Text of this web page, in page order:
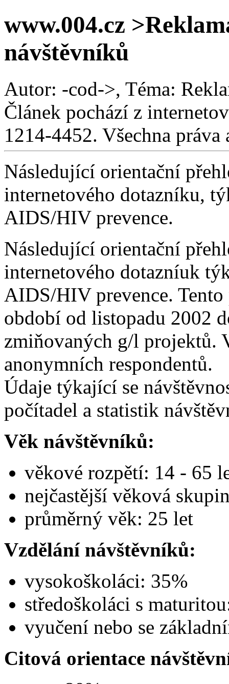
www.004.cz
návštěvníků
Autor: -cod->, Téma:
Článek pochází z
1214-4452. Všechna práva
Následující orientační
internetového dotazníku,
AIDS/HIV prevence.
Následující orientační
internetového dotazníuk
AIDS/HIV prevence.
období od listopadu 2002
zmiňovaných g/l projektů.
anonymních respondentů.
Údaje týkající se
počítadel a statistik
Věk návštěvníků:
věkové rozpětí: 14 - 65
nejčastější věková
průměrný věk: 25 let
Vzdělání návštěvníků:
vysokoškoláci: 35%
středoškoláci s
vyučení nebo se
Citová orientace